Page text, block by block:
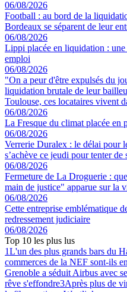
06/08/2026
Football : au bord de la
Bordeaux se séparent de leur
06/08/2026
Lippi placée en liquidation : une
emploi
06/08/2026
"On a peur d'être expulsés du
liquidation brutale de leur
Toulouse, ces locataires vivent
06/08/2026
La Fresque du climat placée en
06/08/2026
Verrerie Duralex : le délai pour
s’achève ce jeudi pour tenter
06/08/2026
Fermeture de La Droguerie :
main de justice" apparue sur la
06/08/2026
Cette entreprise emblématique
redressement judiciaire
06/08/2026
Top 10 les plus lus
1L'un des plus grands bars du
commerces de la NEF sont-ils
Grenoble a séduit Airbus avec
rêve s'effondre3Après plus de